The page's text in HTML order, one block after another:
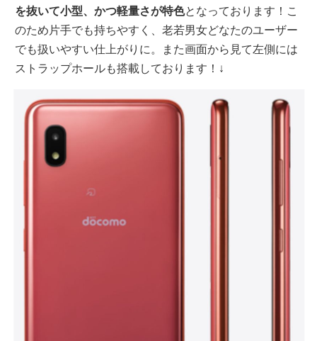
を抜いて小型、かつ軽量さが特色となっております！こ
のため片手でも持ちやすく、老若男女どなたのユーザー
でも扱いやすい仕上がりに。また画面から見て左側には
ストラップホールも搭載しております！↓